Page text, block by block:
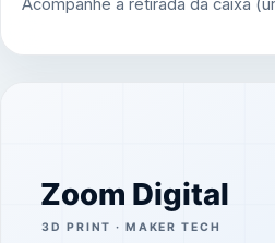
Acompanhe a retirada da caixa